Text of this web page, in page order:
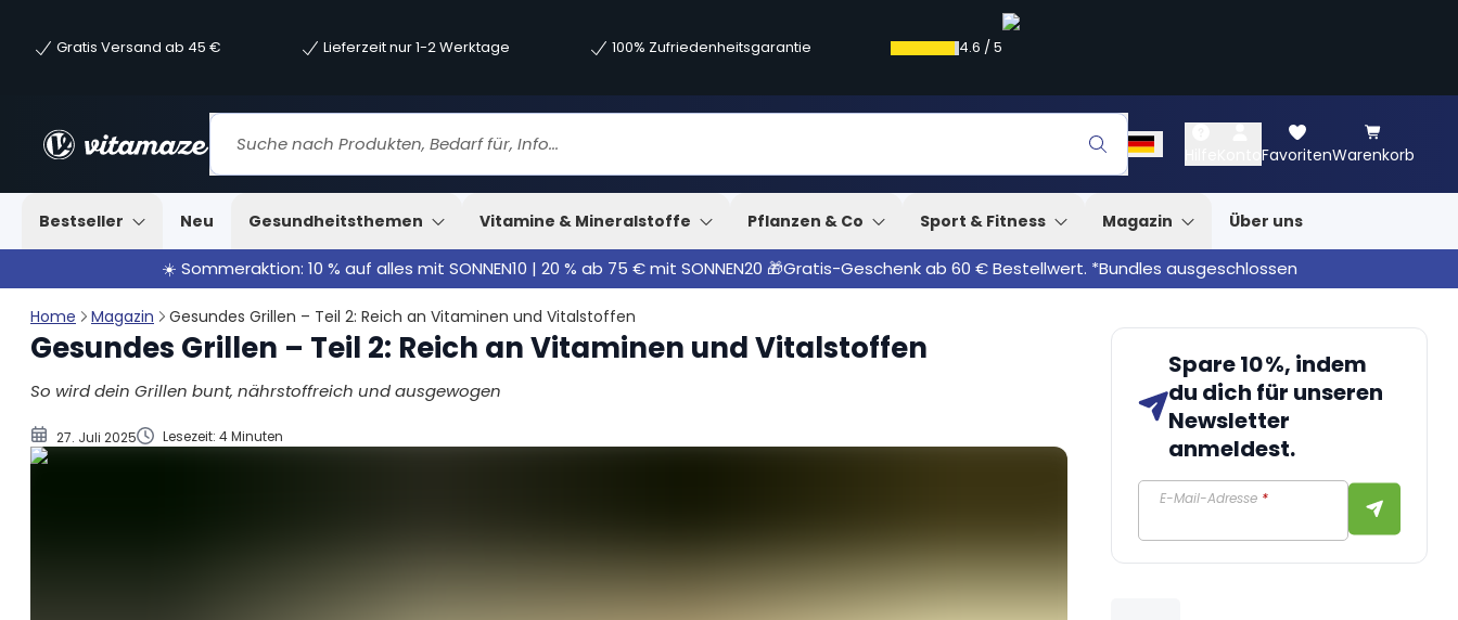
Gratis Versand ab 45 € Lieferzeit nur 1-2 Werktage 100% Zufriedenheitsgarantie 4.6 /5
FavoritenWarenkorb
Bestseller Neu Gesundheitsthemen Vitamine & Mineralstoffe Pflanzen & Co Sport & Fitness Magazin Über uns
☀️ Sommeraktion: 10 % auf alles mit SONNEN10 | 20 % ab 75 € mit SONNEN20 🎁Gratis-Geschenk ab 60 € Bestellwert. *Bundles ausgeschlossen
Home Magazin Gesundes Grillen – Teil 2: Reich an Vitaminen und Vitalstoffen
Gesundes Grillen – Teil 2: Reich an Vitaminen und Vitalstoffen
So wird dein Grillen bunt, nährstoffreich und ausgewogen
27. Juli 2025 Lesezeit: 4 Minuten
Gesund grillen mit Fleisch
Selbstgemachte Marinade für Gri
Gesunde Grillideen: Obst grillen
Spare 10 %, indem
du dich für unseren
Newsletter
anmeldest.
E-Mail-Adresse*